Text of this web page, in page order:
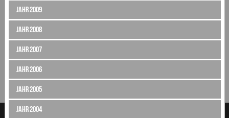
Jahr 2009
Jahr 2008
Jahr 2007
Jahr 2006
Jahr 2005
Jahr 2004